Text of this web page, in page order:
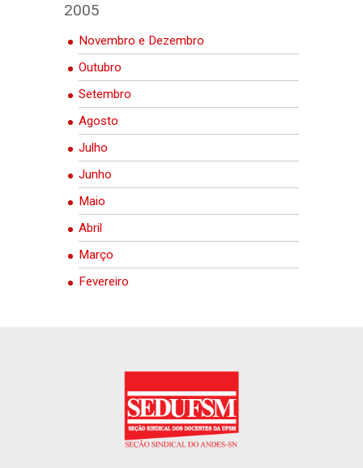
2005
Novembro e Dezembro
Outubro
Setembro
Agosto
Julho
Junho
Maio
Abril
Março
Fevereiro